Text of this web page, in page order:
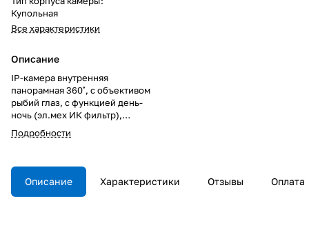
Купольная
Все характеристики
Описание
IP-камера внутренняя
панорамная 360˚, с объективом
рыбий глаз, с функцией день-
ночь (эл.мех ИК фильтр),
встроенная ИК подсветка - 15
м., 1/1.7" CMOS 12Мпикс 4,168 x
H.265/H.264 (MPEG-4 part
10/AVC), MJPEG; поддержка
WiseStream; 30 к/сек -
Подробности
Описание Характеристики Отзывы Оплата